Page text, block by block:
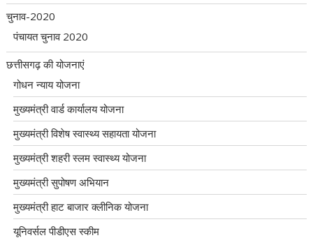
चुनाव-2020
पंचायत चुनाव 2020
छत्तीसगढ़ की योजनाएं
गोधन न्याय योजना
मुख्यमंत्री वार्ड कार्यालय योजना
मुख्यमंत्री विशेष स्वास्थ्य सहायता योजना
मुख्यमंत्री शहरी स्लम स्वास्थ्य योजना
मुख्यमंत्री सुपोषण अभियान
मुख्यमंत्री हाट बाजार क्लीनिक योजना
यूनिवर्सल पीडीएस स्कीम